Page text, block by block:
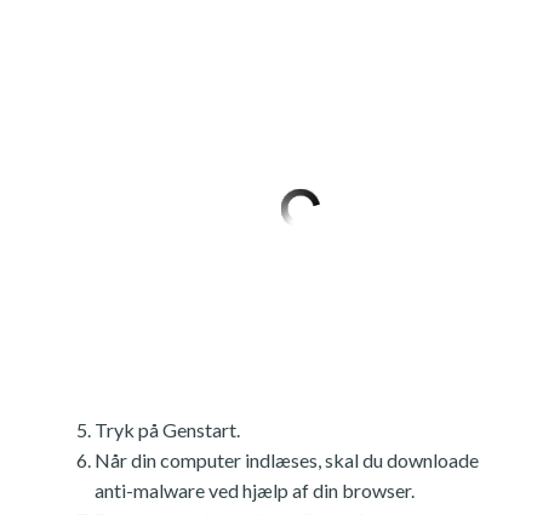
Tryk på Genstart.
Når din computer indlæses, skal du downloade
anti-malware ved hjælp af din browser.